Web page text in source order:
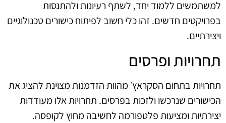
למשתמשים ללמוד יחד, לשתף רעיונות ולהתנסות
בפרויקטים חדשים. זהו כלי חשוב לפיתוח כישורים טכנולוגיים
ויצירתיים.
תחרויות ופרסים
תחרויות בתחום הסקראץ׳ מהוות הזדמנות מצוינת להציג את
הכישורים שנרכשו ולזכות בפרסים. תחרויות אלו מעודדות
יצירתיות ומציעות פלטפורמה לחשיבה מחוץ לקופסה.